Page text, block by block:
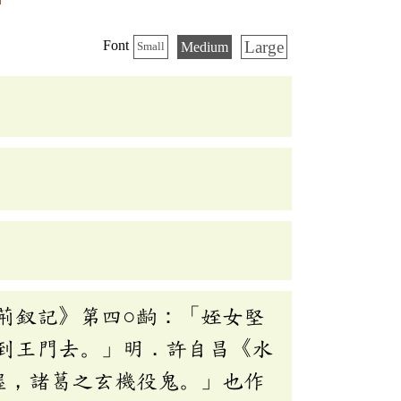
Font Small Medium Large
釵記》第四○齣：「姪女堅
王門去。」明．許自昌《水
諸葛之玄機役鬼。」也作